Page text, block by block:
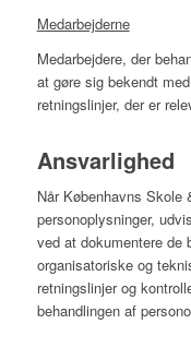
Medarbejderne
Medarbejdere, der
at gøre sig bekendt
retningslinjer, der er
Ansvarlighed
Når Københavns
personoplysninger,
ved at dokumentere de
organisatoriske og
retningslinjer og
behandlingen af